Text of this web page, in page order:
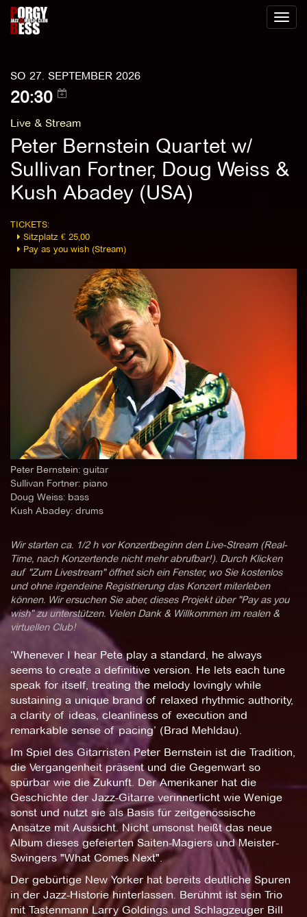
Toggle
SO 27. SEPTEMBER 2026
20:30
Live & Stream
Peter Bernstein Quartet w/
Sullivan Fortner, Doug Weiss &
Kush Abadey (USA)
TICKETS:
Sitzplatz € 25,00
Pay as you wish (Stream)
Peter Bernstein: guitar
Sullivan Fortner: piano
Doug Weiss: bass
Kush Abadey: drums
Wir starten ca. 1/2 h vor Konzertbeginn den Live-Stream (Real-
Time, nach Konzertende nicht mehr abrufbar!). Durch Klicken
auf "Zum Livestream" öffnet sich ein Fenster, wo Sie kostenlos
und ohne irgendeine Registrierung das Konzert miterleben
können. Wir ersuchen Sie aber, dieses Projekt über "Pay as you
wish" zu unterstützen. Vielen Dank & Willkommen im realen &
virtuellen Club!
‘Whenever I hear Pete play a standard, he always
seems to create a definitive version. He lets each tune
speak for itself, treating the melody lovingly while
sustaining a unique brand of relaxed rhythmic authority,
a clarity of ideas, cleanliness of execution and
remarkable sense of pacing’ (Brad Mehldau).
Im Spiel des Gitarristen Peter Bernstein ist die Tradition,
die Vergangenheit präsent und die Gegenwart so
spürbar wie die Zukunft. Der Amerikaner hat die
Geschichte der Jazz-Gitarre verinnerlicht wie Wenige
sonst und nutzt sie als Basis für zeitgenössische
Ansätze mit Aussicht. Nicht umsonst heißt das neue
Album dieses gefeierten Saiten-Magiers und Meister-
Swingers "What Comes Next".
Der gebürtige New Yorker hat bereits deutliche Spuren
in der Jazz-Historie hinterlassen. Berühmt ist sein Trio
mit Tastenmann Larry Goldings und Schlagzeuger Bill